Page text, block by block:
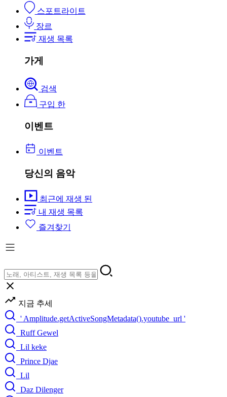
스포트라이트
장르
재생 목록
가게
검색
구입 한
이벤트
이벤트
당신의 음악
최근에 재생 된
내 재생 목록
즐겨찾기
지금 추세
' Amplitude.getActiveSongMetadata().youtube_url '
Ruff Gewel
Lil keke
Prince Djae
Lil
Daz Dilenger